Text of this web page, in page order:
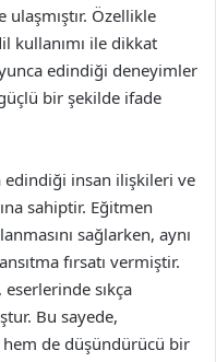
Özellikle
kullanımı ile dikkat
edindiği deneyimler
bir şekilde ifade
insan ilişkileri ve
sahiptir. Eğitmen
sağlarken, aynı
fırsatı vermiştir.
sıkça
Bu sayede,
de düşündürücü bir